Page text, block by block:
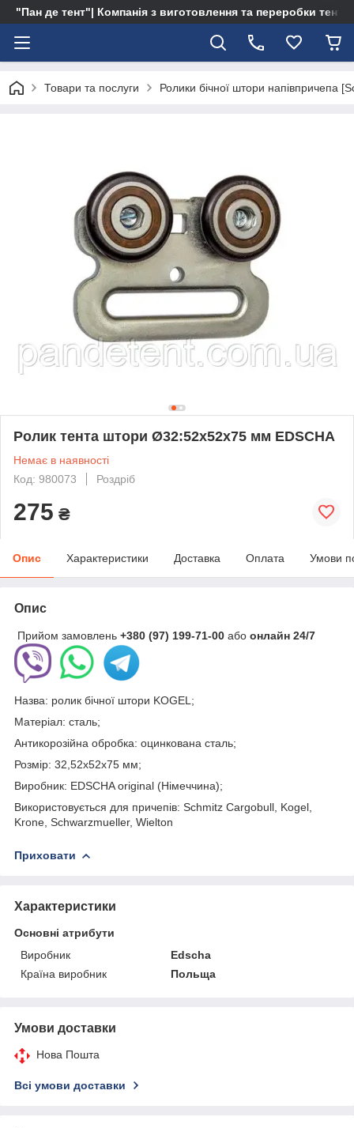
"Пан де тент"| Компанія з виготовлення та переробки тентів
Товари та послуги Ролики бічної штори напівпричепа
Ролик тента штори Ø32:52х52х75 мм EDSCHA
Немає в наявності
Код: 980073
Роздріб
275 ₴
Опис Характеристики Доставка Оплата Умови
Опис
Прийом замовлень +380 (97) 199-71-00 або онлайн 24/7
Назва: ролик бічної штори KOGEL;
Матеріал: сталь;
Антикорозійна обробка: оцинкована сталь;
Розмір: 32,52х52х75 мм;
Виробник: EDSCHA original (Німеччина);
Використовується для причепів: Schmitz Cargobull, Kogel,
Krone, Schwarzmueller, Wielton
Приховати
Характеристики
Основні атрибути
Виробник
Edscha
Країна виробник
Польща
Умови доставки
Нова Пошта
Всі умови доставки